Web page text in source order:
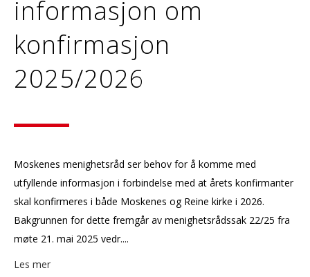
informasjon om
konfirmasjon
2025/2026
Moskenes menighetsråd ser behov for å komme med
utfyllende informasjon i forbindelse med at årets konfirmanter
skal konfirmeres i både Moskenes og Reine kirke i 2026.
Bakgrunnen for dette fremgår av menighetsrådssak 22/25 fra
møte 21. mai 2025 vedr....
Les mer